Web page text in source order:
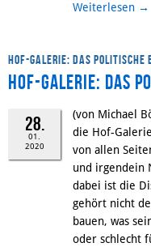
Weiterlesen →
Hof-Galerie: das politische
Hof-Galerie: das
28.
01.
2020
(von Michael
die Hof-
von allen
und irgendein
dabei ist die
gehört nicht
bauen, was
oder schlecht